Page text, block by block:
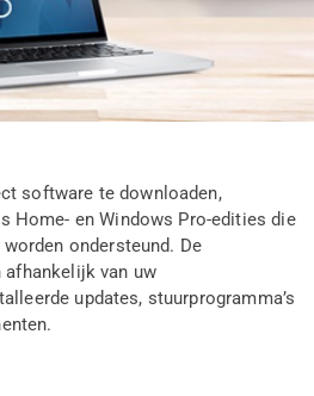
software te downloaden,
Home- en Windows Pro-edities die
ondersteund. De
van uw
updates, stuurprogramma’s